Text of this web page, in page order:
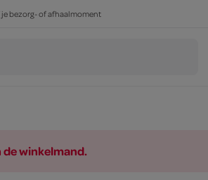
je bezorg- of afhaalmoment
winkelmand.